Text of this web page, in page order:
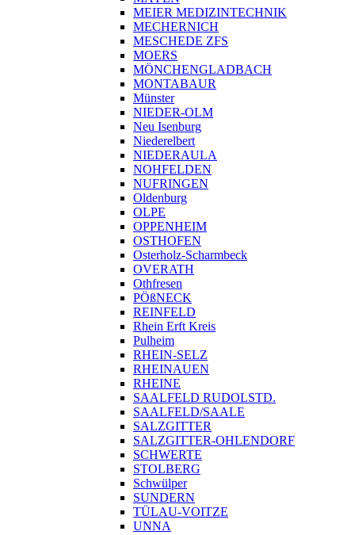
MEIER MEDIZINTECHNIK
MECHERNICH
MESCHEDE ZFS
MOERS
MÖNCHENGLADBACH
MONTABAUR
Münster
NIEDER-OLM
Neu Isenburg
Niederelbert
NIEDERAULA
NOHFELDEN
NUFRINGEN
Oldenburg
OLPE
OPPENHEIM
OSTHOFEN
Osterholz-Scharmbeck
OVERATH
Othfresen
PÖßNECK
REINFELD
Rhein Erft Kreis
Pulheim
RHEIN-SELZ
RHEINAUEN
RHEINE
SAALFELD RUDOLSTD.
SAALFELD/SAALE
SALZGITTER
SALZGITTER-OHLENDORF
SCHWERTE
STOLBERG
Schwülper
SUNDERN
TÜLAU-VOITZE
UNNA